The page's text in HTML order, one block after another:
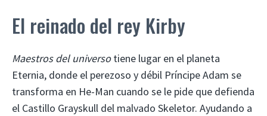
El reinado del rey Kirby
Maestros del universotiene lugar en el planeta
Eternia, donde el perezoso y débil Príncipe Adam se
transforma en He-Man cuando se le pide que defienda
el Castillo Grayskull del malvado Skeletor. Ayudando a